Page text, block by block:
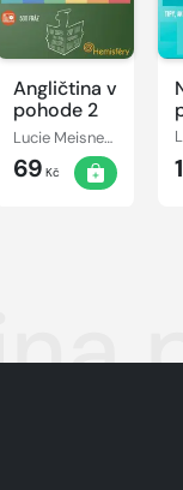
Angličtina v
pohode 2
Lucie Meisnerová, Roman Baroš, Ingrid Masárová
69 Kč